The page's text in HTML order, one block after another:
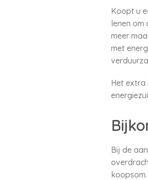
Koopt u
lenen
meer
met
Het extra
Bij de